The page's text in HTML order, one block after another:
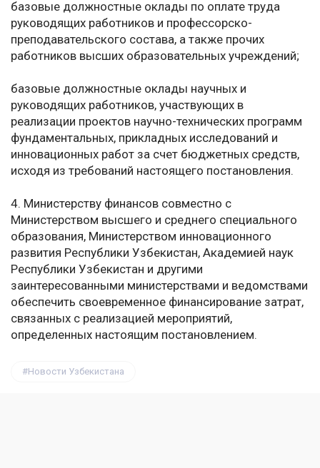
базовые должностные оклады по оплате труда
руководящих работников и профессорско-
преподавательского состава, а также прочих
работников высших образовательных учреждений;
базовые должностные оклады научных и
руководящих работников, участвующих в
реализации проектов научно-технических программ
фундаментальных, прикладных исследований и
инновационных работ за счет бюджетных средств,
исходя из требований настоящего постановления.
4. Министерству финансов совместно с
Министерством высшего и среднего специального
образования, Министерством инновационного
развития Республики Узбекистан, Академией наук
Республики Узбекистан и другими
заинтересованными министерствами и ведомствами
обеспечить своевременное финансирование затрат,
связанных с реализацией мероприятий,
определенных настоящим постановлением.
Новости Узбекистана